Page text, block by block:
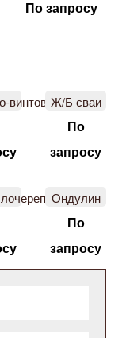
По запросу
винтовойЖ/Б сваи
По
запросу
Ондулин
По
запросу